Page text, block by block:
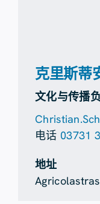
克里斯蒂
文化与传播
电话 03731
地址